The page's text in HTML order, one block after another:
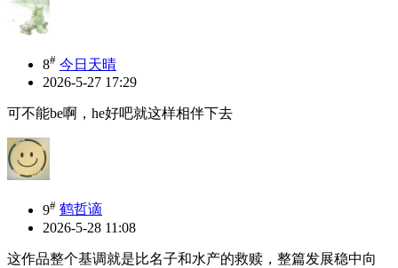
8# 今日天晴
2026-5-27 17:29
可不能be啊，he好吧就这样相伴下去
9# 鹤哲谪
2026-5-28 11:08
这作品整个基调就是比名子和水产的救赎，整篇发展稳中向